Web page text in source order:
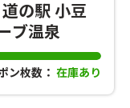
の駅 小豆
ブ温泉
ン枚数： 在庫あり